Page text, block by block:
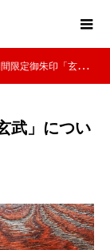
朱印「玄武」について
武」につい